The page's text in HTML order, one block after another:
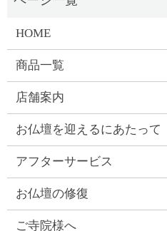
HOME
商品一覧
店舗案内
お仏壇を迎えるにあたって
アフターサービス
お仏壇の修復
ご寺院様へ